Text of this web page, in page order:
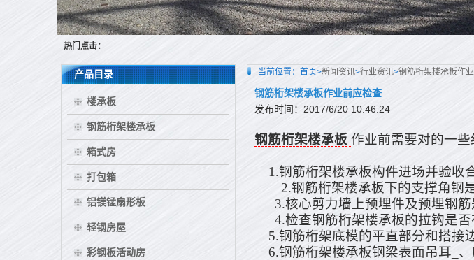
热门点击：
当前位置： 首页>新闻资讯>行业资讯>钢筋桁架楼承板作
钢筋桁架楼承板作业前应检查
发布时间：2017/6/20 10:46:24
钢筋桁架楼承板 作业前需要对的一些
1.钢筋桁架楼承板构件进场并验收
2.钢筋桁架楼承板下的支撑角钢是
3.核心剪力墙上预埋件及预埋钢筋
4.检查钢筋桁架楼承板的拉钩是否
5.钢筋桁架底模的平直部分和搭接
6.钢筋桁架楼承板钢梁表面吊耳_
产品目录
楼承板
钢筋桁架楼承板
箱式房
打包箱
铝镁锰扇形板
轻钢房屋
彩钢板活动房